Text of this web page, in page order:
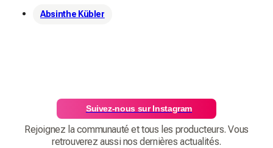
Absinthe Kübler
Suivez-nous sur Instagram
Rejoignez la communauté et tous les producteurs. Vous
retrouverez aussi nos dernières actualités.